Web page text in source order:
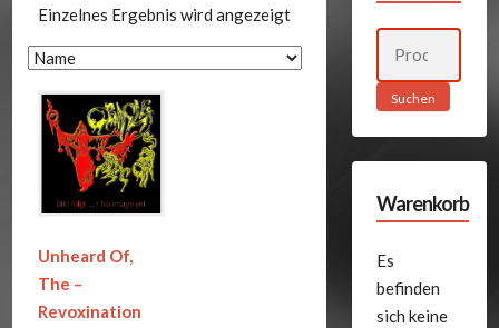
Einzelnes Ergebnis wird angezeigt
Unheard Of,
The –
Revoxination
Suchen
Warenkorb
Es
befinden
sich keine